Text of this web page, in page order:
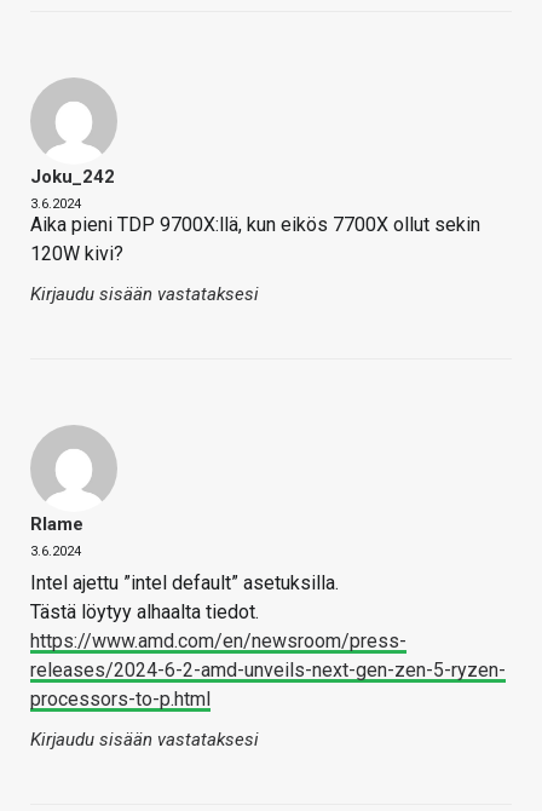
Joku_242
3.6.2024
Aika pieni TDP 9700X:llä, kun eikös 7700X ollut sekin
120W kivi?
Kirjaudu sisään vastataksesi
Rlame
3.6.2024
Intel ajettu ”intel default” asetuksilla.
Tästä löytyy alhaalta tiedot.
https://www.amd.com/en/newsroom/press-
releases/2024-6-2-amd-unveils-next-gen-zen-5-ryzen-
processors-to-p.html
Kirjaudu sisään vastataksesi